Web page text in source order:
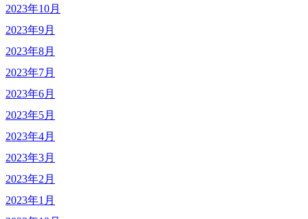
2023年10月
2023年9月
2023年8月
2023年7月
2023年6月
2023年5月
2023年4月
2023年3月
2023年2月
2023年1月